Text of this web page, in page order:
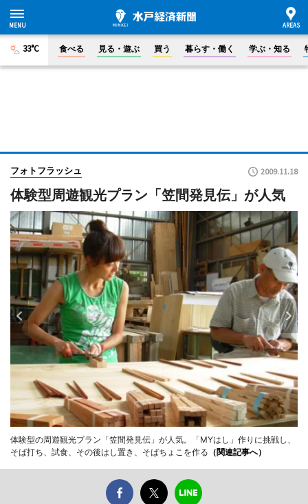
33°C 食べる 見る・遊ぶ 買う 暮らす・働く 学ぶ・知る
フォトフラッシュ 2009.11.18
体験型周遊観光プラン「笠間発見伝」が人気
体験型の周遊観光プラン「笠間発見伝」が人気。「MYはし」作りに挑戦し、
そば打ち、試食、その後はし置き、そばちょこを作る （関連記事へ）